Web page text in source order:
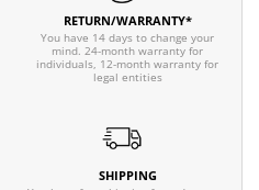
RETURN/WARRANTY*
You have 14 days to change your
mind. 24-month warranty for
individuals, 12-month warranty for
legal entities
SHIPPING